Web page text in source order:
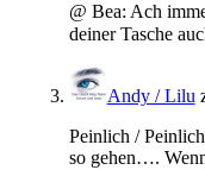
@ Bea: Ach
deiner Tasche
Andy / Lilu
Peinlich /
so gehen….